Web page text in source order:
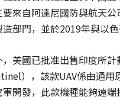
要來自阿達尼國防與航天
造部門，並於2019年與以
，美國已批准出售印度所
），該款UAV係由通用
軍開發，此款機種能夠遠